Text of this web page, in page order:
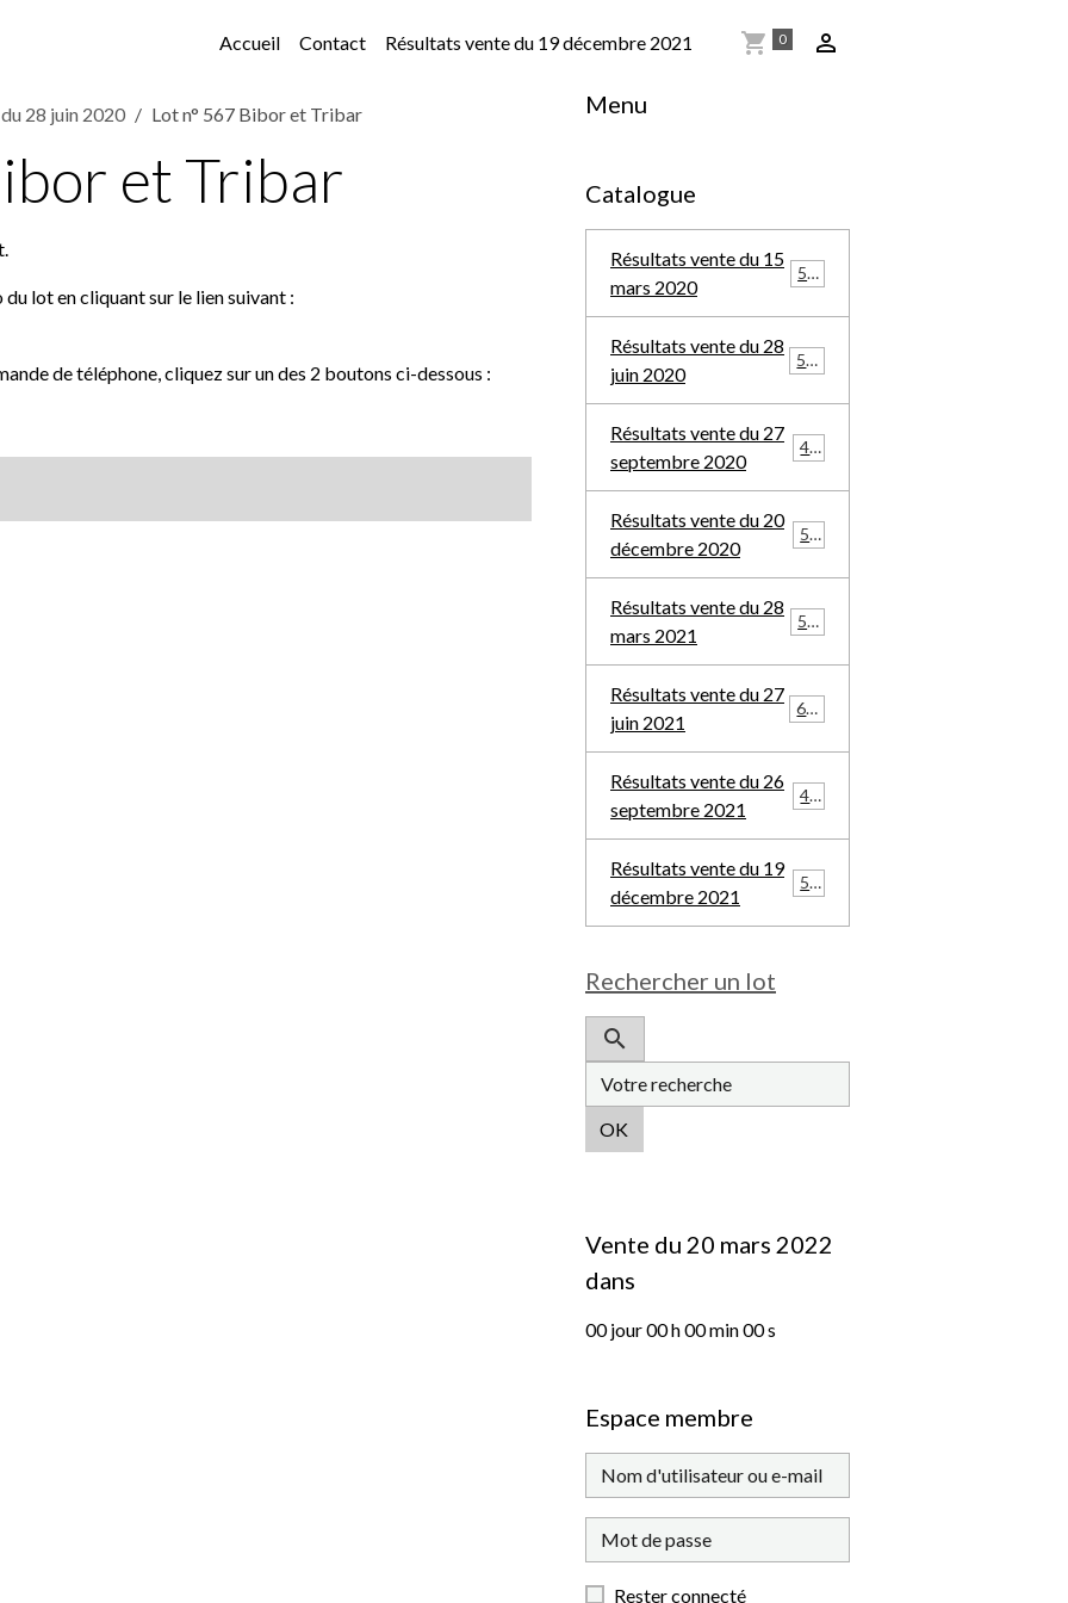
Accueil Contact Résultats vente du 19 décembre 2021 0
28 juin 2020 Lot n° 567 Bibor et Tribar
et Tribar
lot en cliquant sur le lien suivant :
de téléphone, cliquez sur un des 2 boutons ci-dessous :
Menu
Catalogue
Résultats vente du 15
mars 2020
569
Résultats vente du 28
juin 2020
588
Résultats vente du 27
septembre 2020
457
Résultats vente du 20
décembre 2020
548
Résultats vente du 28
mars 2021
532
Résultats vente du 27
juin 2021
685
Résultats vente du 26
septembre 2021
481
Résultats vente du 19
décembre 2021
508
Rechercher un lot
OK
Vente du 20 mars 2022
dans
00jour00h00min00s
Espace membre
Rester connecté